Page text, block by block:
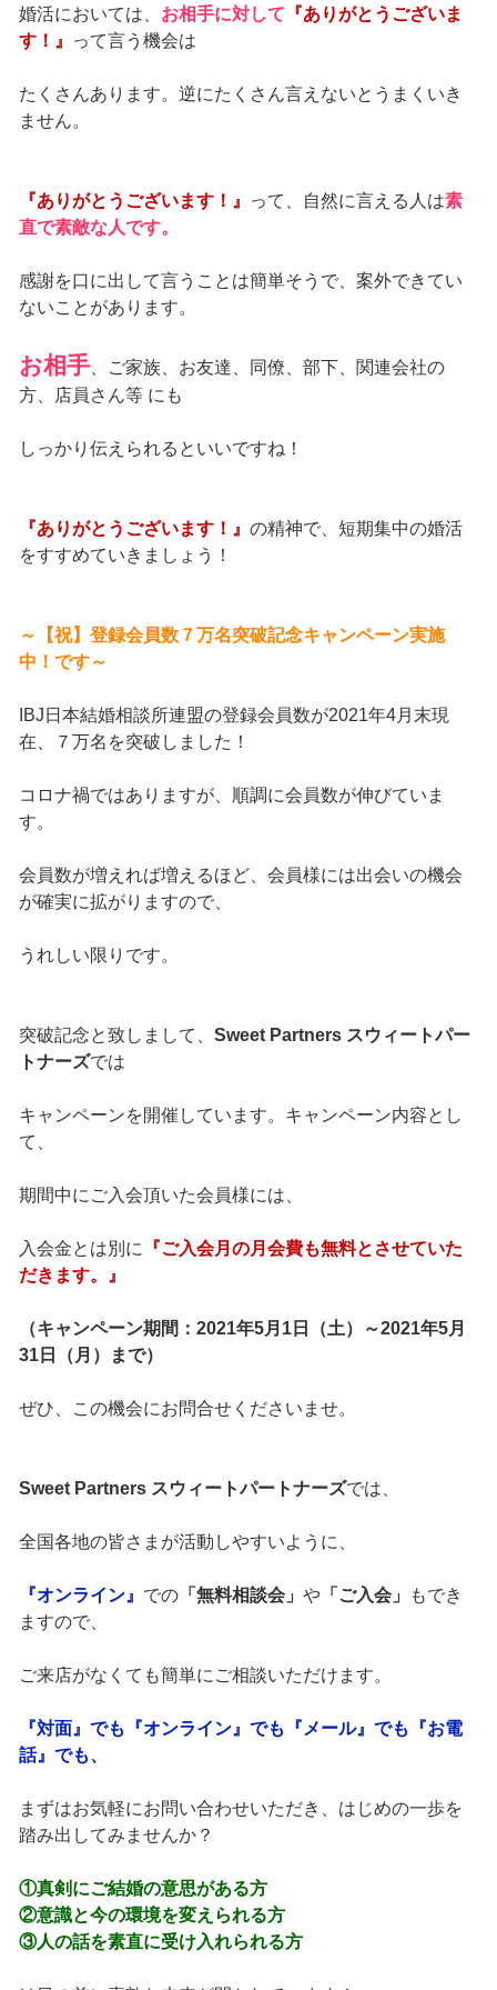
婚活においては、 お相手に対して 『ありがとうございま
す！』
って言う機会は
たくさんあります。逆にたくさん言えないとうまくいき
ません。
『ありがとうございます！』 って、自然に言える人は素
直で素敵な人です。
感謝を口に出して言うことは簡単そうで、案外できてい
ないことがあります。
お相手、ご家族、お友達、同僚、部下、関連会社の
方、店員さん等 にも
しっかり伝えられるといいですね！
『ありがとうございます！』 の精神で、短期集中の婚活
をすすめていきましょう！
～【祝】登録会員数７万名突破記念キャンペーン実施
中！です～
IBJ日本結婚相談所連盟の登録会員数が2021年4月末現
在、７万名を突破しました！
コロナ禍ではありますが、順調に会員数が伸びていま
す。
会員数が増えれば増えるほど、会員様には出会いの機会
が確実に拡がりますので、
うれしい限りです。
突破記念と致しまして、 Sweet Partners スウィートパー
トナーズでは
キャンペーンを開催しています。キャンペーン内容とし
て、
期間中にご入会頂いた会員様には、
入会金とは別に
『ご入会月の月会費も無料とさせていた
だきます。』
（キャンペーン期間：2021年5月1日（土）～2021年5月
31日（月）まで）
ぜひ、この機会にお問合せくださいませ。
Sweet Partners スウィートパートナーズでは、
全国各地の皆さまが活動しやすいように、
『オンライン』 での「無料相談会」 や「ご入会」
もでき
ますので、
ご来店がなくても簡単にご相談いただけます。
『対面』でも『オンライン』でも『メール』でも『お電
話』でも、
まずはお気軽にお問い合わせいただき、はじめの一歩を
踏み出してみませんか？
①真剣にご結婚の意思がある方
②意識と今の環境を変えられる方
③人の話を素直に受け入れられる方